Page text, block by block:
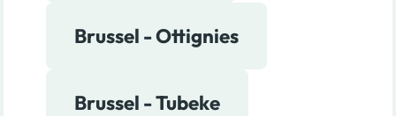
Brussel - Ottignies
Brussel - Tubeke